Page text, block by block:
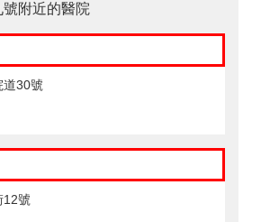
附近的醫院
道30號
12號